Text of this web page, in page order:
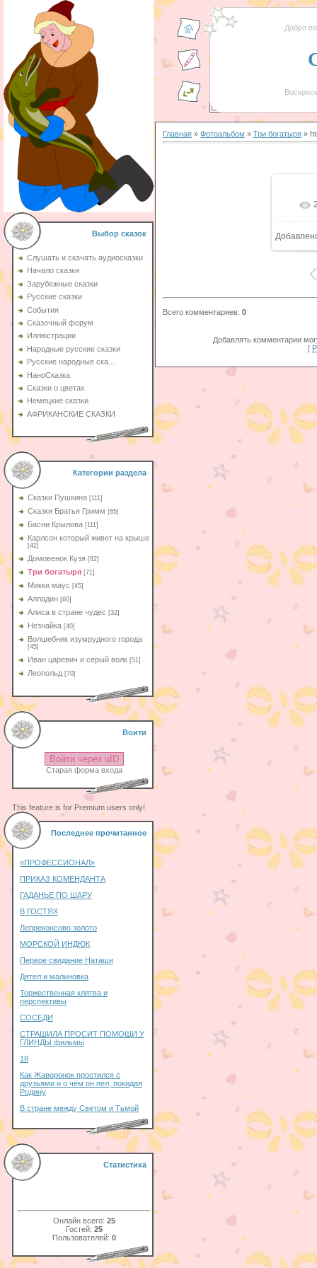
Выбор сказок
Слушать и скачать аудиосказки
Начало сказки
Зарубежные сказки
Русские сказки
События
Сказочный форум
Иллюстрации
Народные русские сказки
Русские народные ска...
НаноСказка
Сказки о цветах
Немецкие сказки
АФРИКАНСКИЕ СКАЗКИ
Категории раздела
Сказки Пушкина [111]
Сказки Братья Гримм [65]
Басни Крылова [111]
Карлсон который живет на крыше
[42]
Домовенок Кузя [82]
Три богатыря [71]
Микки маус [45]
Алладин [60]
Aлиса в стране чудес [32]
Незнайка [40]
Волшебник изумрудного города
[45]
Иван царевич и серый волк [51]
Леопольд [70]
Воити
Войти через uID
Старая форма входа
This feature is for Premium users only!
Последнее прочитанное
«ПРОФЕССИОНАЛ»
ПРИКАЗ КОМЕНДАНТА
ГАДАНЬЕ ПО ШАРУ
В ГОСТЯХ
Лепреконсово золото
МОРСКОЙ ИНДЮК
Первое свидание Наташи
Дятел и малиновка
Торжественная клятва и
перспективы
СОСЕДИ
СТРАШИЛА ПРОСИТ ПОМОЩИ У
ГЛИНДЫ фильмы
18
Как Жаворонок простился с
друзьями и о чём он пел, покидая
Родину
В стране между Светом и Тьмой
Статистика
Онлайн всего: 25
Гостей: 25
Пользователей: 0
Добро
Главная » Фотоальбом » Три богатыря »
Всего комментариев: 0
Добавлять комментарии
[